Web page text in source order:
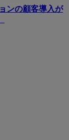
ンの顧客導入が